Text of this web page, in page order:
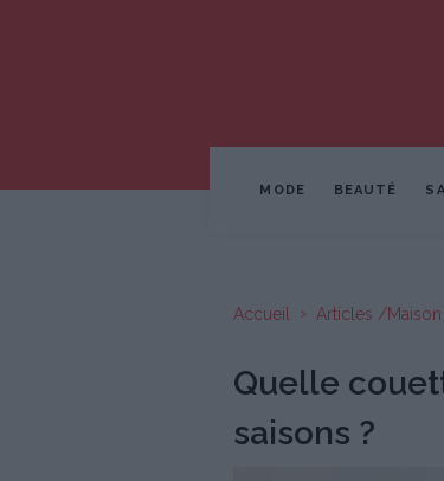
MODE BEAUTÉ
Accueil Articles /Maison
Quelle
saisons ?